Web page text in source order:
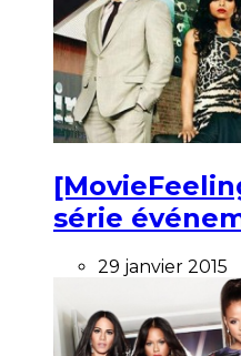
série
29 janvier 2015